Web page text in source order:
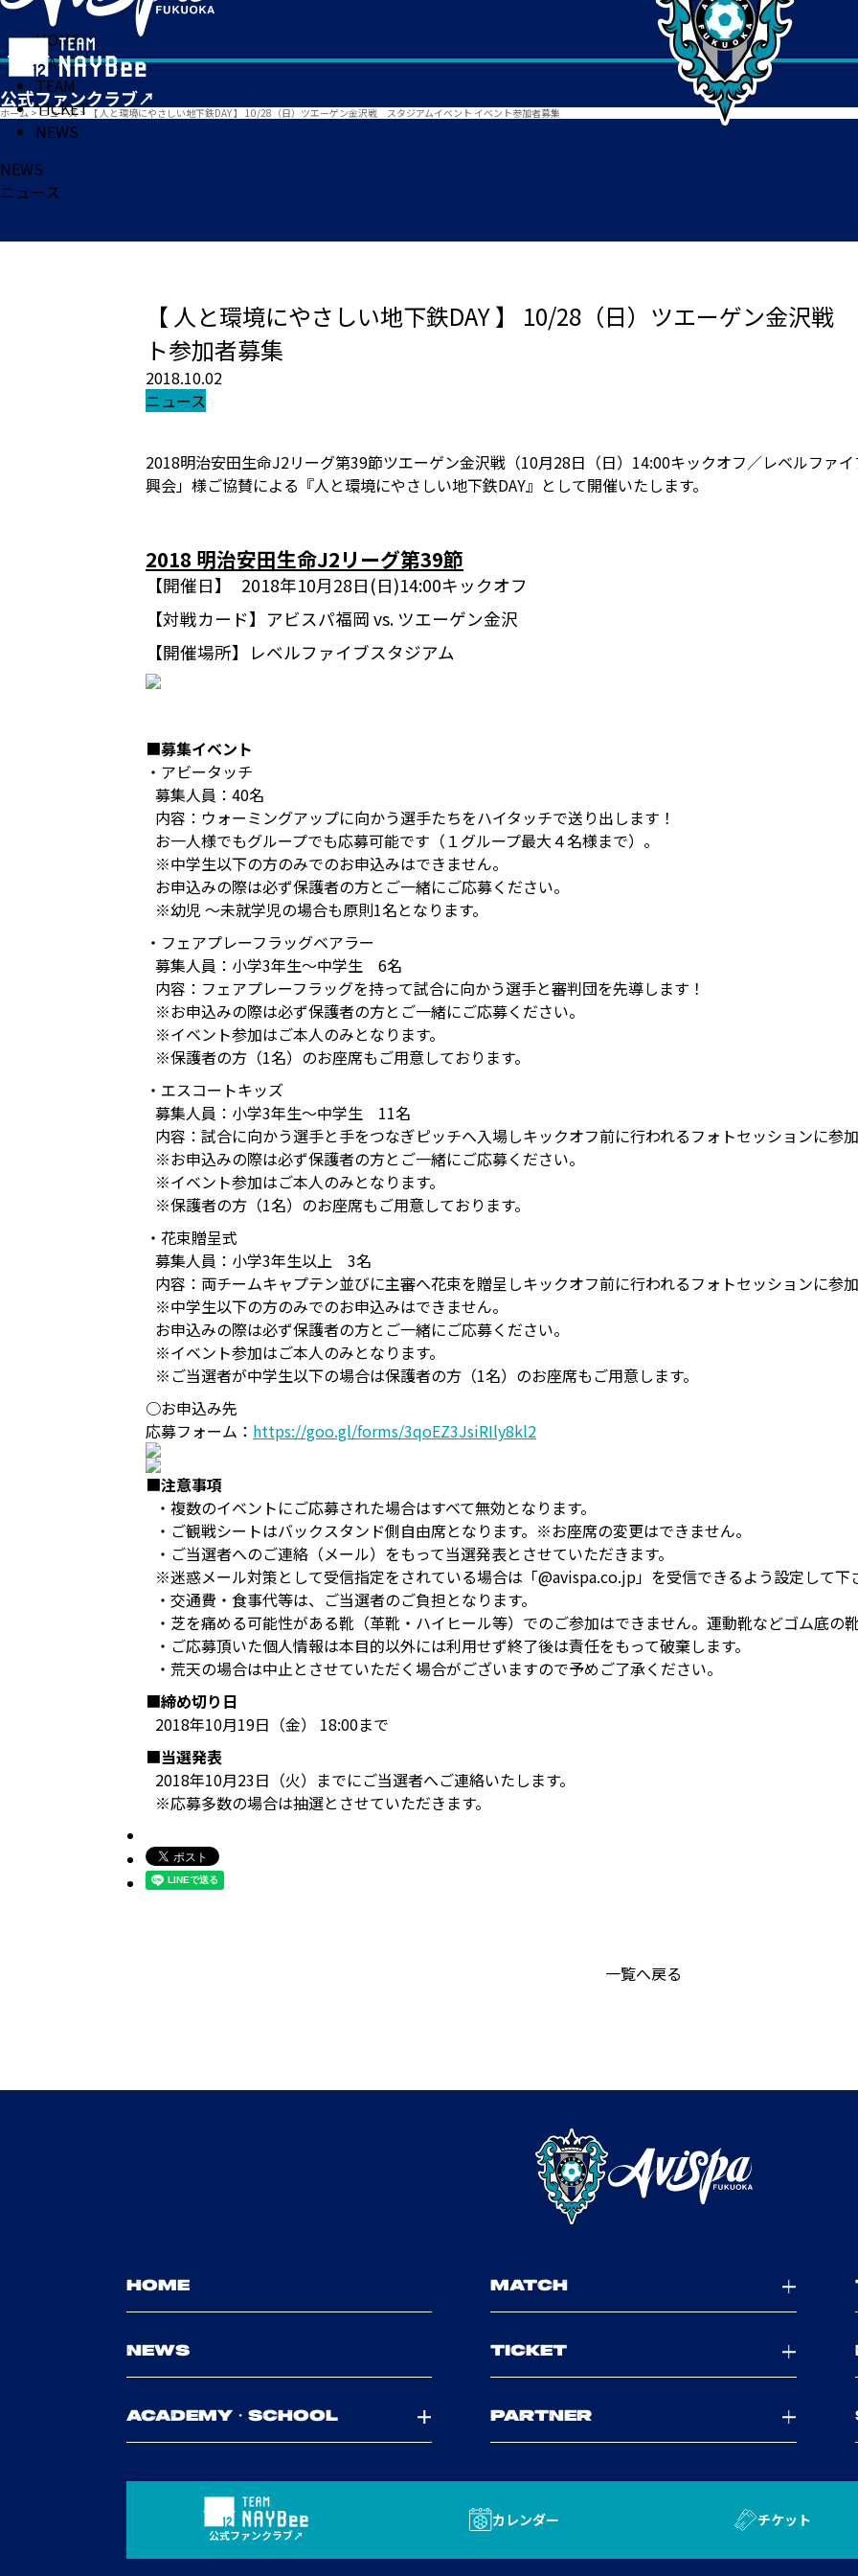
HOME
MATCH
TEAM
TICKET
NEWS
ホーム > ニュース> 【 人と環境にやさしい地下鉄DAY 】 10/28（日）ツエーゲン金沢戦 スタジアムイベント イベント参加者募集
NEWS
ニュース
【 人と環境にやさしい地下鉄DAY 】 10/28（日）ツエーゲン金沢
ト参加者募集
2018.10.02
ニュース
2018明治安田生命J2リーグ第39節ツエーゲン金沢戦（10月28日（日）14:00キックオフ／レベルファ
興会」様ご協賛による『人と環境にやさしい地下鉄DAY』として開催いたします。
2018 明治安田生命J2リーグ第39節
【開催日】
2018年10月28日(日)14:00キックオフ
【対戦カード】 アビスパ福岡 vs. ツエーゲン金沢
【開催場所】
レベルファイブスタジアム
■募集イベント
・アビータッチ
募集人員：40名
内容：ウォーミングアップに向かう選手たちをハイタッチで送り出します！
お一人様でもグループでも応募可能です（１グループ最大４名様まで）。
※中学生以下の方のみでのお申込みはできません。
お申込みの際は必ず保護者の方とご一緒にご応募ください。
※幼児 ～未就学児の場合も原則1名となります。
・フェアプレーフラッグベアラー
募集人員：小学3年生～中学生 6名
内容：フェアプレーフラッグを持って試合に向かう選手と審判団を先導します！
※お申込みの際は必ず保護者の方とご一緒にご応募ください。
※イベント参加はご本人のみとなります。
※保護者の方（1名）のお座席もご用意しております。
・エスコートキッズ
募集人員：小学3年生～中学生 11名
内容：試合に向かう選手と手をつなぎピッチへ入場しキックオフ前に行われるフォトセッションに参
※お申込みの際は必ず保護者の方とご一緒にご応募ください。
※イベント参加はご本人のみとなります。
※保護者の方（1名）のお座席もご用意しております。
・花束贈呈式
募集人員：小学3年生以上 3名
内容：両チームキャプテン並びに主審へ花束を贈呈しキックオフ前に行われるフォトセッションに参
※中学生以下の方のみでのお申込みはできません。
お申込みの際は必ず保護者の方とご一緒にご応募ください。
※イベント参加はご本人のみとなります。
※ご当選者が中学生以下の場合は保護者の方（1名）のお座席もご用意します。
○お申込み先
応募フォーム： https://goo.gl/forms/3qoEZ3JsiRIly8kl2
■注意事項
・複数のイベントにご応募された場合はすべて無効となります。
・ご観戦シートはバックスタンド側自由席となります。※お座席の変更はできません。
・ご当選者へのご連絡（メール）をもって当選発表とさせていただきます。
※迷惑メール対策として受信指定をされている場合は「@avispa.co.jp」を受信できるよう設定して下
・交通費・食事代等は、ご当選者のご負担となります。
・芝を痛める可能性がある靴（革靴・ハイヒール等）でのご参加はできません。運動靴などゴム底の
・ご応募頂いた個人情報は本目的以外には利用せず終了後は責任をもって破棄します。
・荒天の場合は中止とさせていただく場合がございますので予めご了承ください。
■締め切り日
2018年10月19日（金） 18:00まで
■当選発表
2018年10月23日（火）までにご当選者へご連絡いたします。
※応募多数の場合は抽選とさせていただきます。
一覧へ戻る
HOME MATCH
NEWS TICKET
ACADEMY・SCHOOL PARTNER
公式ファンクラブ
カレンダー チケット